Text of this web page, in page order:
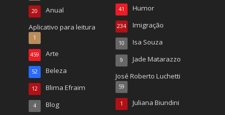
Anual
20
Aplicativo para leitura
1
Arte
459
Beleza
52
Blima Efraim
12
Blog
4
Humor
41
Imigração
234
Isa Souza
10
Jade Matarazzo
9
José Roberto Luchetti
59
Juliana Biundini
1